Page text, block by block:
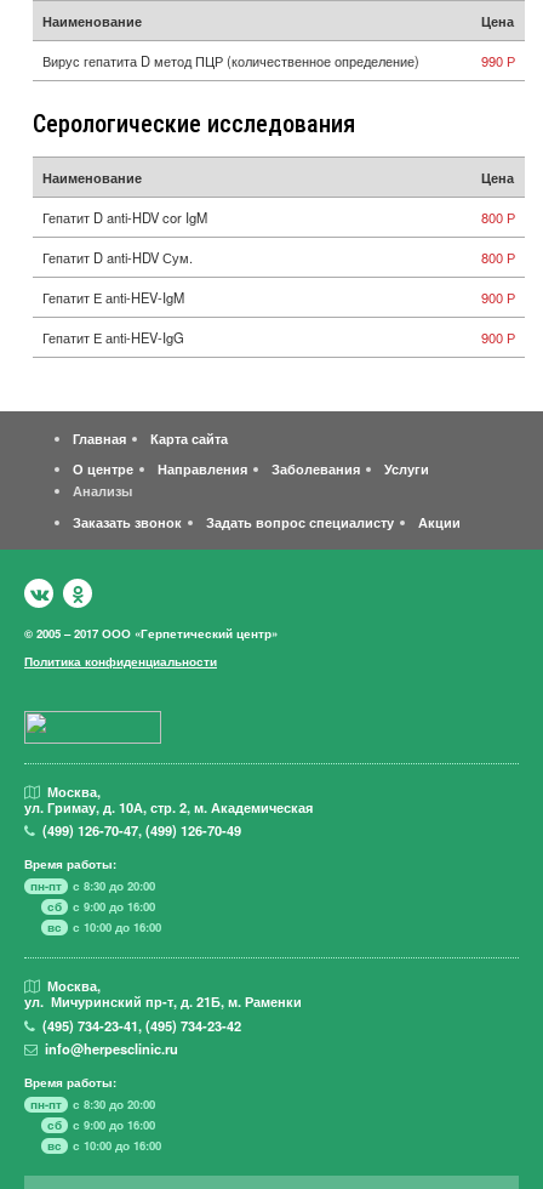
Наименование Цена
Вирус гепатита D метод ПЦР (количественное определение) 990 Р
Серологические исследования
Наименование Цена
Гепатит D anti-HDV cor IgM 800 Р
Гепатит D anti-HDV Сум. 800 Р
Гепатит Е аnti-HEV-IgM 900 Р
Гепатит Е аnti-HEV-IgG 900 Р
Главная
Карта сайта
О центре
Направления Заболевания
Услуги
Анализы
Заказать звонок
Задать вопрос специалисту Акции
© 2005 – 2017 ООО «Герпетический центр»
Политика конфиденциальности
Москва,
ул. Гримау, д. 10А, стр. 2, м. Академическая
(499)126-70-47,(499)126-70-49
Время работы:
пн-пт
с 8:30 до 20:00
сб
с 9:00 до 16:00
вс
с 10:00 до 16:00
Москва,
ул. Мичуринский пр-т,д. 21Б, м. Раменки
(495)734-23-41,(495)734-23-42
info@herpesclinic.ru
Время работы:
пн-пт
с 8:30 до 20:00
сб
с 9:00 до 16:00
вс
с 10:00 до 16:00